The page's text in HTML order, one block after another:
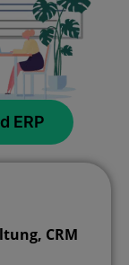
ERP
CRM